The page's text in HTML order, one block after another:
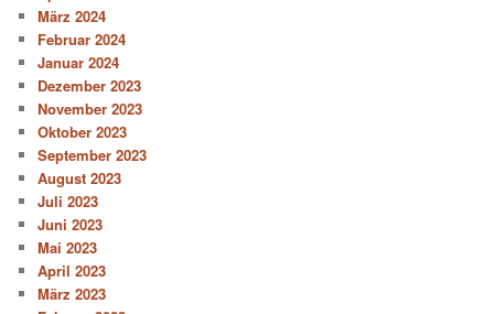
März 2024
Februar 2024
Januar 2024
Dezember 2023
November 2023
Oktober 2023
September 2023
August 2023
Juli 2023
Juni 2023
Mai 2023
April 2023
März 2023